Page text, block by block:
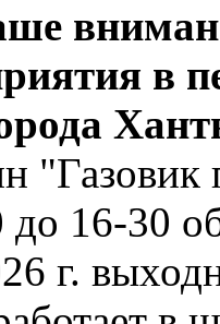
в
до 16-30
г.